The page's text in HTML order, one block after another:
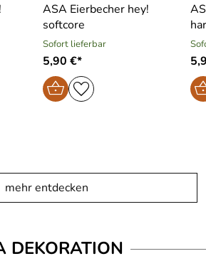
ASA Eierbecher hey!
softcore
Sofort lieferbar
5,90 €*
mehr entdecken
DEKORATION